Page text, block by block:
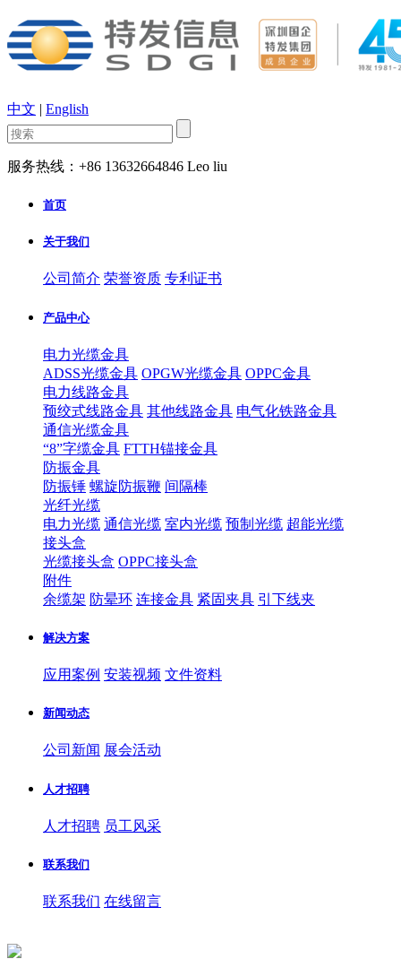
中文 | English
服务热线：+86 13632664846 Leo liu
首页
关于我们
公司简介 荣誉资质 专利证书
产品中心
电力光缆金具
ADSS光缆金具 OPGW光缆金具 OPPC金具
电力线路金具
预绞式线路金具 其他线路金具 电气化铁路金具
通信光缆金具
“8”字缆金具 FTTH锚接金具
防振金具
防振锤 螺旋防振鞭 间隔棒
光纤光缆
电力光缆 通信光缆 室内光缆 预制光缆 超能光缆
接头盒
光缆接头盒 OPPC接头盒
附件
余缆架 防晕环 连接金具 紧固夹具 引下线夹
解决方案
应用案例 安装视频 文件资料
新闻动态
公司新闻 展会活动
人才招聘
人才招聘 员工风采
联系我们
联系我们 在线留言